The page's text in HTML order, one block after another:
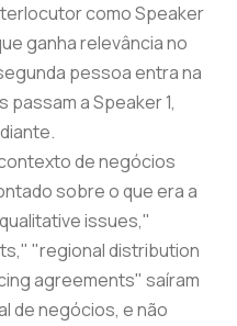
como Speaker
ganha relevância no
pessoa entra na
a Speaker 1,
de negócios
sobre o que era a
issues,"
"regional distribution
agreements" saíram
de negócios, e não